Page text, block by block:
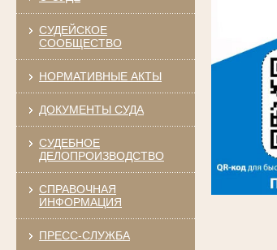
СУДЕЙСКОЕ
СООБЩЕСТВО
НОРМАТИВНЫЕ АКТЫ
ДОКУМЕНТЫ СУДА
СУДЕБНОЕ
ДЕЛОПРОИЗВОДСТВО
СПРАВОЧНАЯ
ИНФОРМАЦИЯ
ПРЕСС-СЛУЖБА